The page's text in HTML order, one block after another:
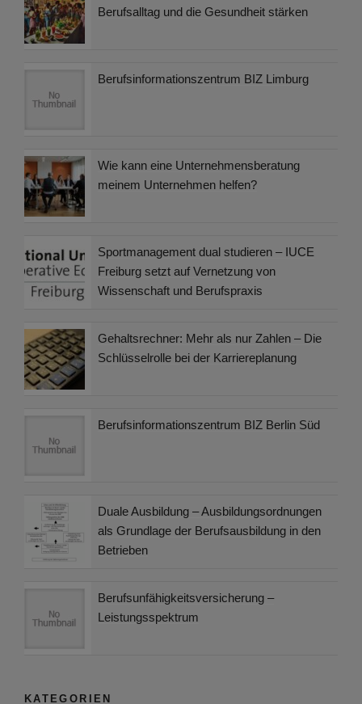
Berufsalltag und die Gesundheit stärken
Berufsinformationszentrum BIZ Limburg
Wie kann eine Unternehmensberatung
meinem Unternehmen helfen?
Sportmanagement dual studieren – IUCE
Freiburg setzt auf Vernetzung von
Wissenschaft und Berufspraxis
Gehaltsrechner: Mehr als nur Zahlen – Die
Schlüsselrolle bei der Karriereplanung
Berufsinformationszentrum BIZ Berlin Süd
Duale Ausbildung – Ausbildungsordnungen
als Grundlage der Berufsausbildung in den
Betrieben
Berufsunfähigkeitsversicherung –
Leistungsspektrum
KATEGORIEN